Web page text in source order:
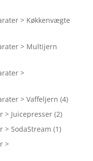
> Køkkenvægte
> Multijern
>
> Vaffeljern (4)
> Juicepresser (2)
> SodaStream (1)
>